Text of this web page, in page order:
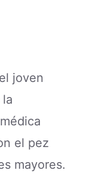
joven
el pez
mayores.